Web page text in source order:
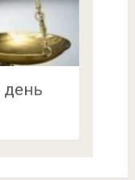
день